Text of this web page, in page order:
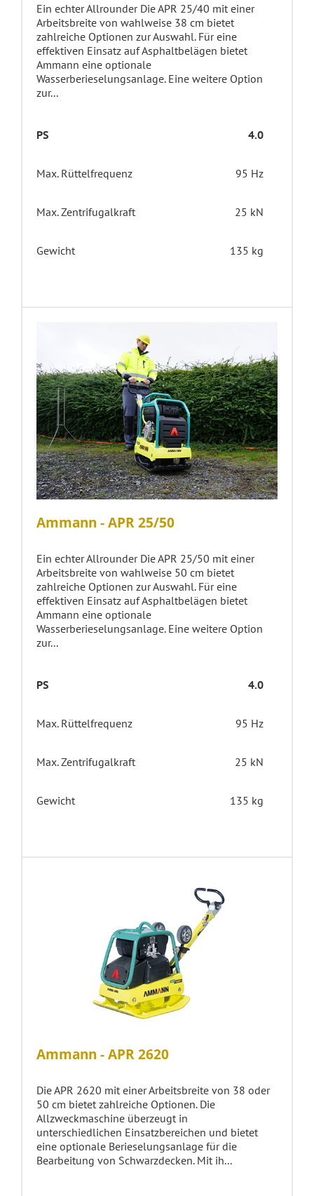
Ein echter Allrounder Die APR 25/40 mit einer
Arbeitsbreite von wahlweise 38 cm bietet
zahlreiche Optionen zur Auswahl. Für eine
effektiven Einsatz auf Asphaltbelägen bietet
Ammann eine optionale
Wasserberieselungsanlage. Eine weitere Option
zur...
PS 4.0
Max. Rüttelfrequenz 95 Hz
Max. Zentrifugalkraft 25 kN
Gewicht 135 kg
Ammann - APR 25/50
Ein echter Allrounder Die APR 25/50 mit einer
Arbeitsbreite von wahlweise 50 cm bietet
zahlreiche Optionen zur Auswahl. Für eine
effektiven Einsatz auf Asphaltbelägen bietet
Ammann eine optionale
Wasserberieselungsanlage. Eine weitere Option
zur...
PS 4.0
Max. Rüttelfrequenz 95 Hz
Max. Zentrifugalkraft 25 kN
Gewicht 135 kg
Ammann - APR 2620
Die APR 2620 mit einer Arbeitsbreite von 38 oder
50 cm bietet zahlreiche Optionen. Die
Allzweckmaschine überzeugt in
unterschiedlichen Einsatzbereichen und bietet
eine optionale Berieselungsanlage für die
Bearbeitung von Schwarzdecken. Mit ih...